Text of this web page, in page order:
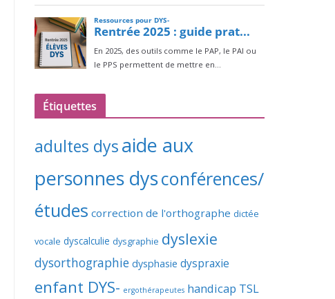
Étiquettes
adultes dysaide aux
personnes dysconférences/
études correction de l'orthographe dictée
vocale dyscalculie dysgraphie dyslexie
dysorthographie dysphasie dyspraxie
enfant DYS- ergothérapeutes handicap TSL